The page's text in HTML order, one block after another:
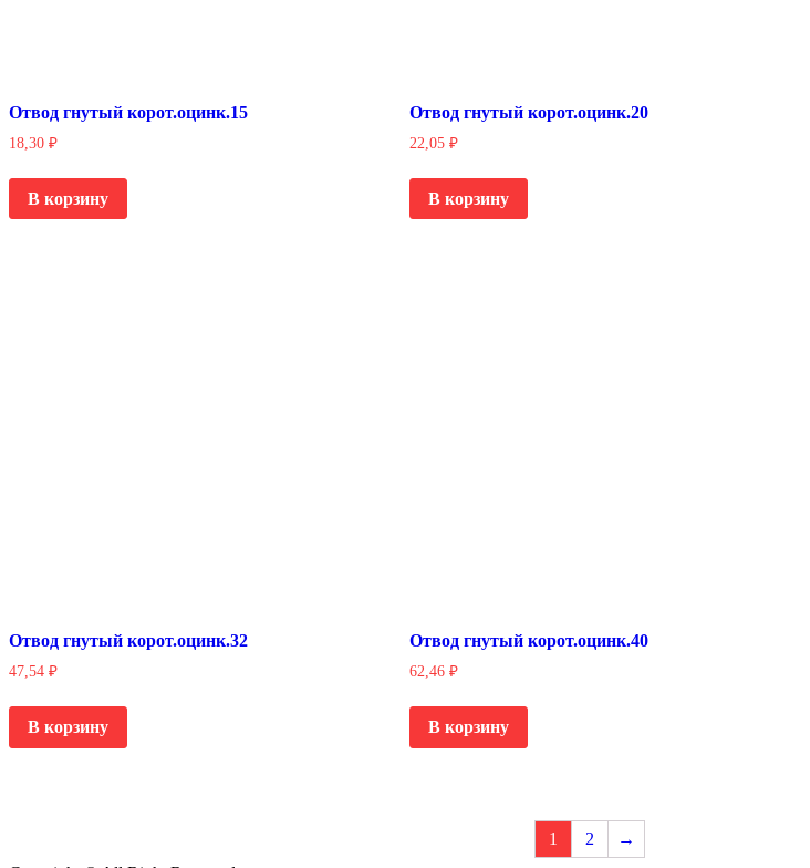
Отвод гнутый корот.оцинк.15
18,30 ₽
В корзину
Отвод гнутый корот.оцинк.20
22,05₽
В корзину
Отвод гнутый корот.оцинк.32
47,54 ₽
В корзину
Отвод гнутый корот.оцинк.40
62,46₽
В корзину
1 2
→